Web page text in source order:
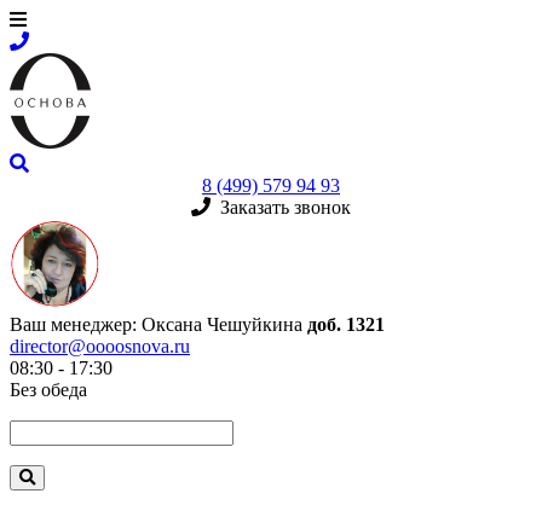
8 (499) 579 94 93
Заказать звонок
Ваш менеджер: Оксана Чешуйкина доб. 1321
director@oooosnova.ru
08:30 - 17:30
Без обеда